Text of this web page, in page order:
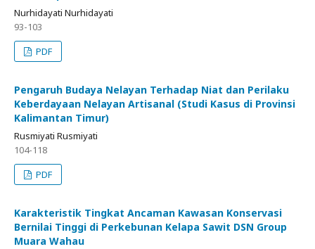
Nurhidayati Nurhidayati
93-103
PDF
Pengaruh Budaya Nelayan Terhadap Niat dan Perilaku
Keberdayaan Nelayan Artisanal (Studi Kasus di Provinsi
Kalimantan Timur)
Rusmiyati Rusmiyati
104-118
PDF
Karakteristik Tingkat Ancaman Kawasan Konservasi
Bernilai Tinggi di Perkebunan Kelapa Sawit DSN Group
Muara Wahau